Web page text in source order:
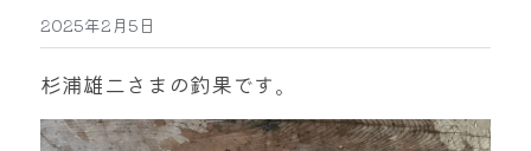
グッズ販売
駐車場
お問い合わせ
2025年2月5日
杉浦雄二さまの釣果です。